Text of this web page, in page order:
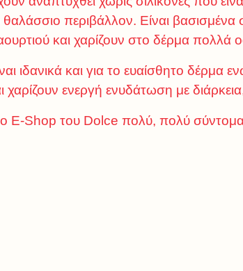
θαλάσσιο περιβάλλον. Είναι
και χαρίζουν στο δέρμα πολλά
ιδανικά και για το ευαίσθητο
χαρίζουν ενεργή ενυδάτωση με
E-Shop του Dolce πολύ, πολύ